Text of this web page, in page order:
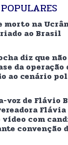
morto na
ao Brasil
diz que
da
ao cenário
voz de Flávio
vídeo com
convenção